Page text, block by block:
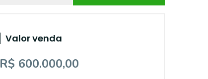
Valor venda
R$ 600.000,00